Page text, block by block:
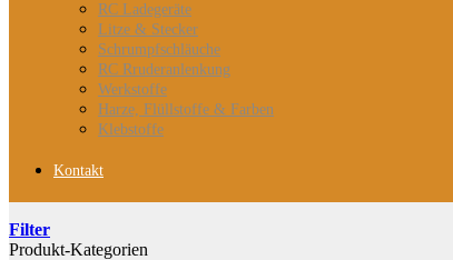
RC Ladegeräte
Litze & Stecker
Schrumpfschläuche
RC Rruderanlenkung
Werkstoffe
Harze, Flüllstoffe & Farben
Klebstoffe
Kontakt
Filter
Produkt-Kategorien